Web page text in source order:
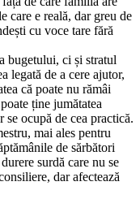
care e reală, dar greu de
cu voce tare fără
bugetului, ci și stratul
legată de a cere ajutor,
că poate nu rămâi
ține jumătatea
ocupă de cea practică.
mai ales pentru
de sărbători
surdă care nu se
dar afectează